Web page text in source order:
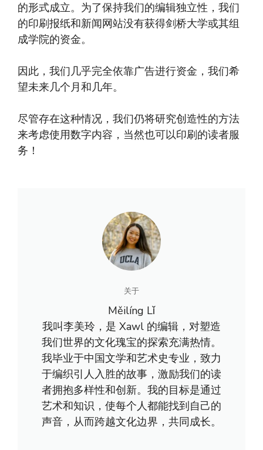
的形式成立。为了保持我们的编辑独立性，我们
的印刷报纸和新闻网站没有获得剑桥大学或其组
成学院的资金。
因此，我们几乎完全依靠广告进行资金，我们希
望未来几个月和几年。
尽管存在这种情况，我们仍将研究创造性的方法
来考虑使用数字内容，当然也可以印刷的读者服
务！
关于
Měilíng Lǐ
我叫李美玲，是 Xawl 的编辑，对塑造
我们世界的文化瑰宝的探索充满热情。
我毕业于中国文学和艺术史专业，致力
于编织引人入胜的故事，激励我们的读
者拥抱多样性和创新。我的目标是通过
艺术和知识，使每个人都能找到自己的
声音，从而跨越文化边界，共同成长。